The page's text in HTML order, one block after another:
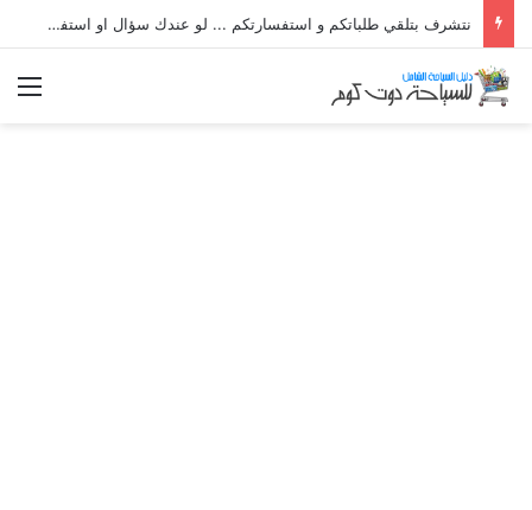
نتشرف بتلقي طلباتكم و استفسارتكم ... لو عندك سؤال او استفسار ماتدرددش فى طلب المساعدة